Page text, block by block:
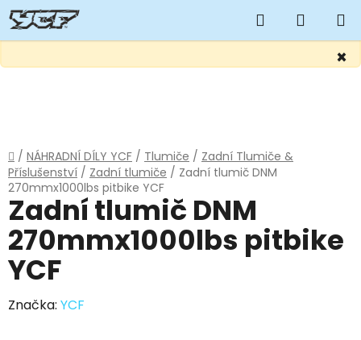
×
Hledat
KOŠÍK
Domů
/ NÁHRADNÍ DÍLY YCF / Tlumiče / Zadní Tlumiče &
Příslušenství / Zadní tlumiče / Zadní tlumič DNM
270mmx1000lbs pitbike YCF
Zadní tlumič DNM
270mmx1000lbs pitbike
YCF
Značka: YCF